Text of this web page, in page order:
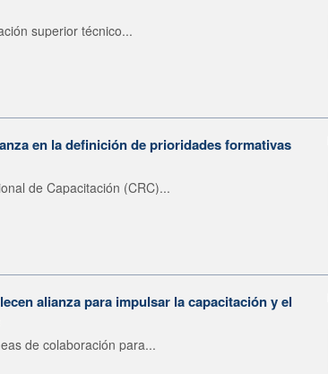
superior técnico...
en la definición de prioridades formativas
de Capacitación (CRC)...
alianza para impulsar la capacitación y el
de colaboración para...